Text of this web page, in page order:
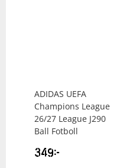
ADIDAS UEFA
Champions League
26/27 League J290
Ball Fotboll
349kr